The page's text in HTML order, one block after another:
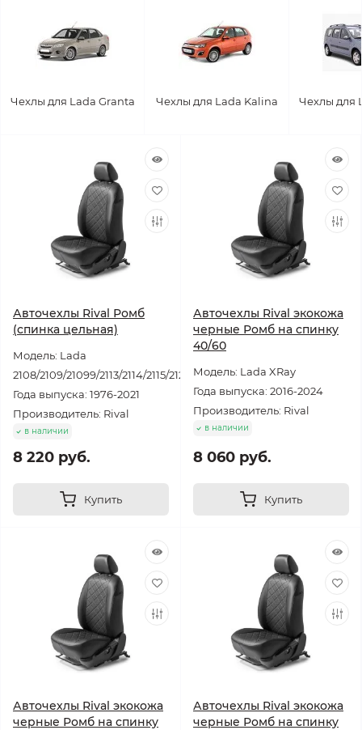
Чехлы для Lada Granta Чехлы для Lada Kalina Чехлы для
Авточехлы Rival Ромб
(спинка цельная)
Модель: Lada
2108/2109/21099/2113/2114/2115/2121
Года выпуска: 1976-2021
Производитель: Rival
в наличии
8 220 руб.
Купить
Авточехлы Rival экокожа
черные Ромб на спинку
40/60
Модель: Lada XRay
Года выпуска: 2016-2024
Производитель: Rival
в наличии
8 060 руб.
Купить
Авточехлы Rival экокожа
черные Ромб на спинку
Авточехлы Rival экокожа
черные Ромб на спинку